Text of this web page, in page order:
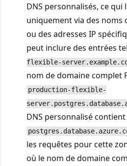
DNS personnalisés, ce qui
uniquement via des noms
ou des adresses IP
peut inclure des entrées
flexible-
nom de domaine complet
production-flexible-
DNS personnalisé
les requêtes pour cette
où le nom de domaine